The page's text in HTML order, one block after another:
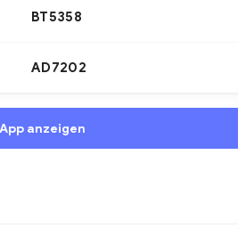
BT5358
AD7202
anzeigen